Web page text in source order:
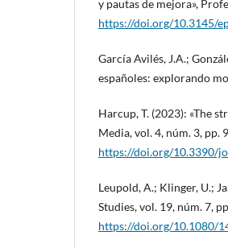
y pautas de mejora»,
https://doi.org/10.3145/
García Avilés, J.A.;
españoles: explorando
Harcup, T. (2023): «The
Media, vol. 4, núm. 3, pp.
https://doi.org/10.3390/
Leupold, A.; Klinger, U.;
Studies, vol. 19, núm. 7,
https://doi.org/10.1080/